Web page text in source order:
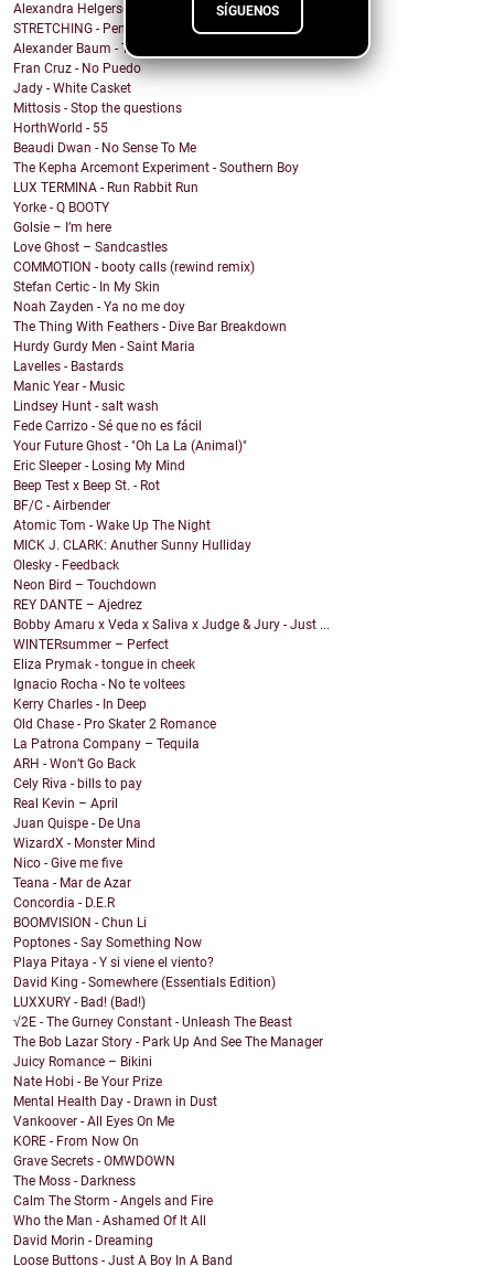
SÍGUENOS
Alexandra Helgerson - We're Never Going Out
STRETCHING - Pencil Me In
Alexander Baum - Träume
Fran Cruz - No Puedo
Jady - White Casket
Mittosis - Stop the questions
HorthWorld - 55
Beaudi Dwan - No Sense To Me
The Kepha Arcemont Experiment - Southern Boy
LUX TERMINA - Run Rabbit Run
Yorke - Q BOOTY
Golsie – I’m here
Love Ghost – Sandcastles
COMMOTION - booty calls (rewind remix)
Stefan Certic - In My Skin
Noah Zayden - Ya no me doy
The Thing With Feathers - Dive Bar Breakdown
Hurdy Gurdy Men - Saint Maria
Lavelles - Bastards
Manic Year - Music
Lindsey Hunt - salt wash
Fede Carrizo - Sé que no es fácil
Your Future Ghost - "Oh La La (Animal)"
Eric Sleeper - Losing My Mind
Beep Test x Beep St. - Rot
BF/C - Airbender
Atomic Tom - Wake Up The Night
MICK J. CLARK: Anuther Sunny Hulliday
Olesky - Feedback
Neon Bird – Touchdown
REY DANTE – Ajedrez
Bobby Amaru x Veda x Saliva x Judge & Jury - Just ...
WINTERsummer – Perfect
Eliza Prymak - tongue in cheek
Ignacio Rocha - No te voltees
Kerry Charles - In Deep
Old Chase - Pro Skater 2 Romance
La Patrona Company – Tequila
ARH - Won’t Go Back
Cely Riva - bills to pay
Real Kevin – April
Juan Quispe - De Una
WizardX - Monster Mind
Nico - Give me five
Teana - Mar de Azar
Concordia - D.E.R
BOOMVISION - Chun Li
Poptones - Say Something Now
Playa Pitaya - Y si viene el viento?
David King - Somewhere (Essentials Edition)
LUXXURY - Bad! (Bad!)
√2E - The Gurney Constant - Unleash The Beast
The Bob Lazar Story - Park Up And See The Manager
Juicy Romance – Bikini
Nate Hobi - Be Your Prize
Mental Health Day - Drawn in Dust
Vankoover - All Eyes On Me
KORE - From Now On
Grave Secrets - OMWDOWN
The Moss - Darkness
Calm The Storm - Angels and Fire
Who the Man - Ashamed Of It All
David Morin - Dreaming
Loose Buttons - Just A Boy In A Band